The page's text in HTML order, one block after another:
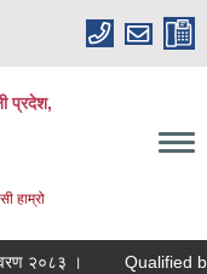
प्रदेश,
हाम्रो
चौथो त्रैमासिक प्रगति विवरण २०८३ । Qualified